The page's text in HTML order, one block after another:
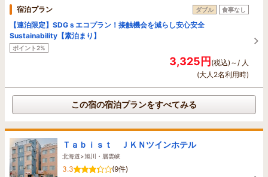
宿泊プラン ダブル 食事なし
【連泊限定】SDGｓエコプラン！接触機会を減らし安心安全
Sustainability【素泊まり】
ポイント2%
3,325円(税込)～/ 人
(大人2名利用時)
この宿の宿泊プランをすべてみる
Ｔａｂｉｓｔ ＪＫＮツインホテル
北海道>旭川・層雲峡
3.3
(9件)